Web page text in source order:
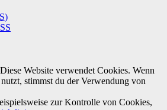
)
Website verwendet Cookies. Wenn
stimmst du der Verwendung von
zur Kontrolle von Cookies,